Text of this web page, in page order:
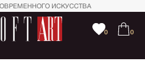
ИСКУССТВА
0 0